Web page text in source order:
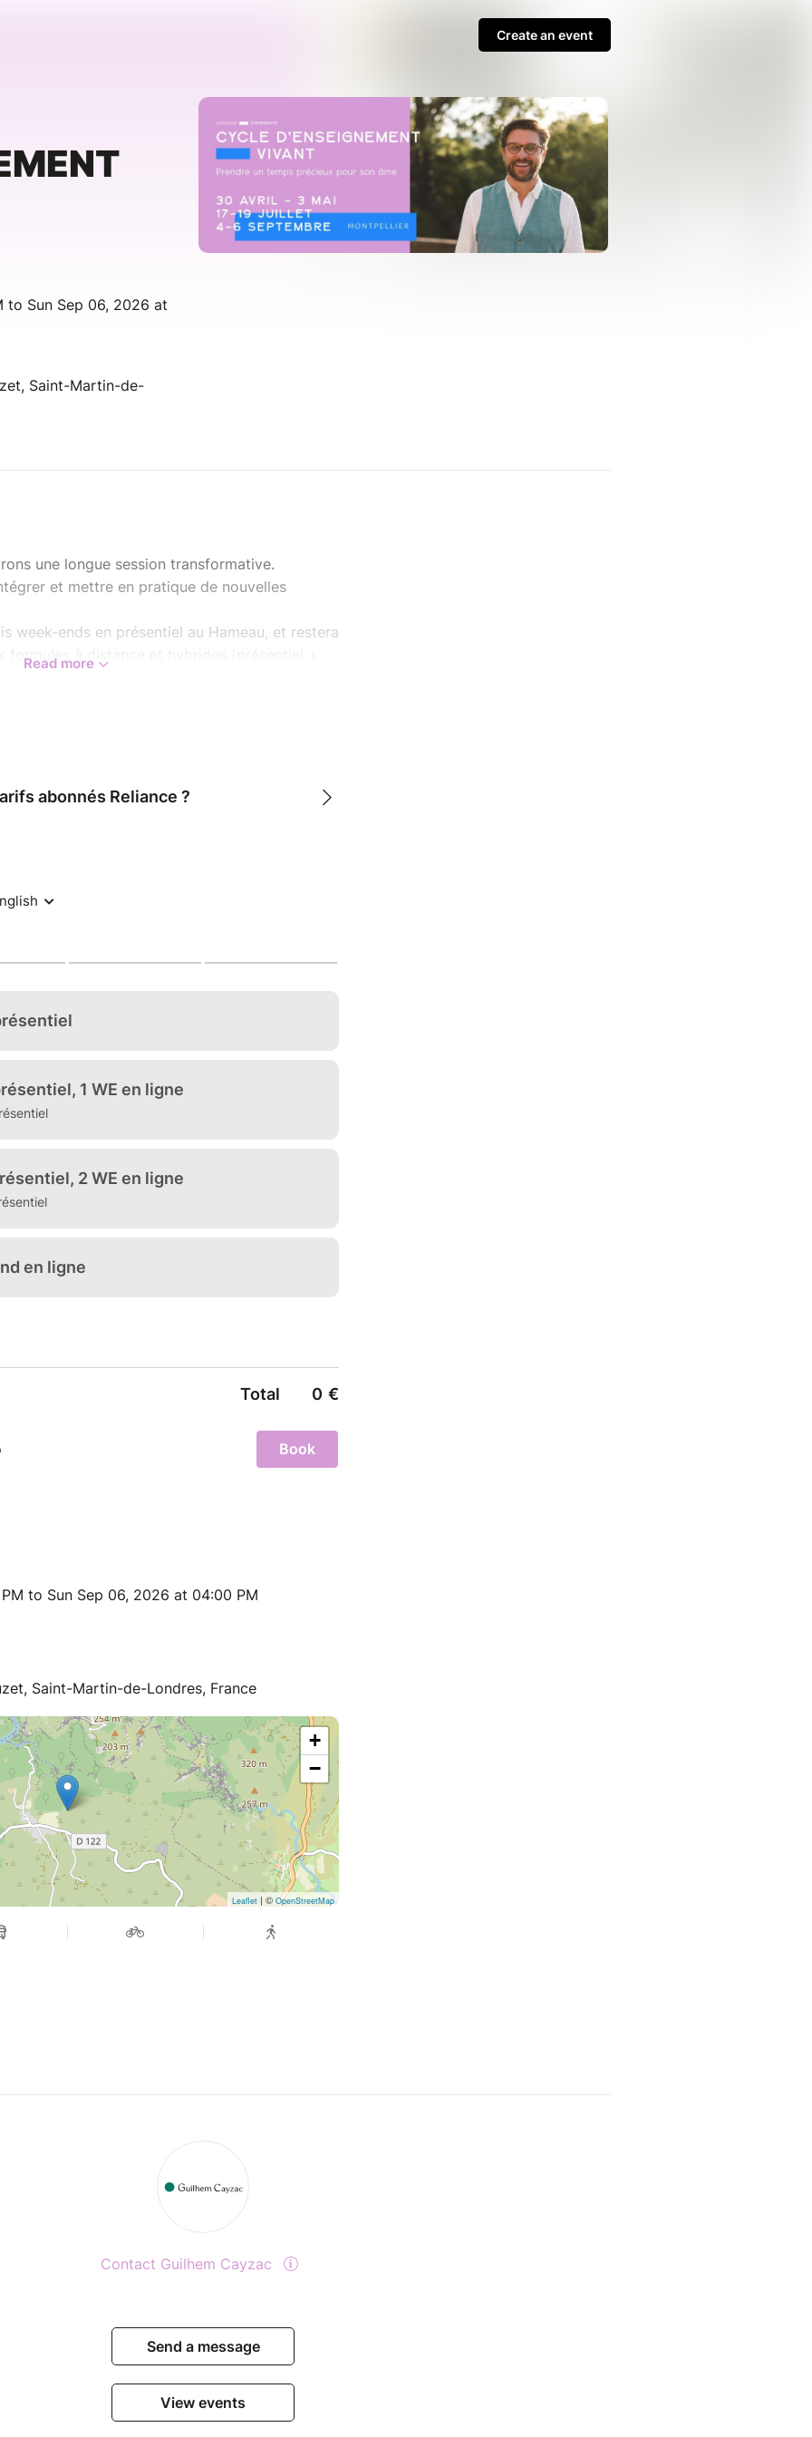
Create an event
to Sun Sep 06, 2026 at
Saint-Martin-de-
une longue session transformative.
et mettre en pratique de nouvelles
week-ends en présentiel au Hameau, et restera
formules à distance et hybrides (présentiel +
– Hameau (3 jours)
(2,5 jours)
(2,5 jours)
conférences et temps de partage viendront
sacrée,
une communauté d’âmes conscientes,
autour de nous.
d’information avant votre réservation, vous
nous vous invitons à contacter directement
votre hébergement et vos repas pour les 3
Read more
abonnés Reliance ?
to Sun Sep 06, 2026 at 04:00 PM
Saint-Martin-de-Londres, France
+
−
Leaflet | © OpenStreetMap
Contact Guilhem Cayzac
Send a message
View events